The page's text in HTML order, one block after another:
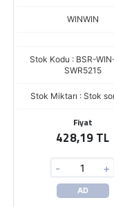
WINWIN
Stok Kodu : BSR-
SWR5215
Stok Miktarı : Stok
Fiyat
428,19 TL
- +
AD